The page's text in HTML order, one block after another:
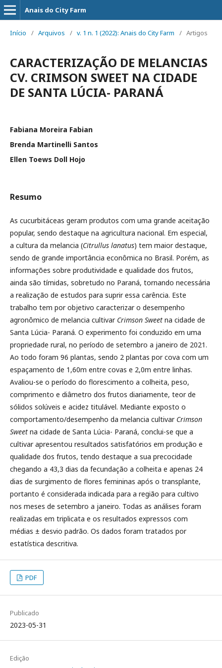
Anais do City Farm
Início / Arquivos / v. 1 n. 1 (2022): Anais do City Farm / Artigos
CARACTERIZAÇÃO DE MELANCIAS
CV. CRIMSON SWEET NA CIDADE
DE SANTA LÚCIA- PARANÁ
Fabiana Moreira Fabian
Brenda Martinelli Santos
Ellen Toews Doll Hojo
Resumo
As cucurbitáceas geram produtos com uma grande aceitação
popular, sendo destaque na agricultura nacional. Em especial,
a cultura da melancia (Citrullus lanatus) tem maior destaque,
sendo de grande importância econômica no Brasil. Porém, as
informações sobre produtividade e qualidade dos frutos,
ainda são tímidas, sobretudo no Paraná, tornando necessária
a realização de estudos para suprir essa carência. Este
trabalho tem por objetivo caracterizar o desempenho
agronômico de melancia cultivar Crimson Sweet na cidade de
Santa Lúcia- Paraná. O experimento foi conduzido em uma
propriedade rural, no período de setembro a janeiro de 2021.
Ao todo foram 96 plantas, sendo 2 plantas por cova com um
espaçamento de 1,60m entre covas e 2,0m entre linhas.
Avaliou-se o período do florescimento a colheita, peso,
comprimento e diâmetro dos frutos diariamente, teor de
sólidos solúveis e acidez titulável. Mediante exposto o
comportamento/desempenho da melancia cultivar Crimson
Sweet na cidade de Santa Lúcia- Paraná, conclui-se que a
cultivar apresentou resultados satisfatórios em produção e
qualidade dos frutos, tendo destaque a sua precocidade
chegando a 43,3 dias da fecundação a colheita e apenas 24
dias de surgimento de flores femininas após o transplante,
portanto é considerada indicada para a região para cultivo
nos meses de setembro a janeiro. Todas as análises foram
realizadas em triplicata e os resultados expressos com
médias ± desvio padrão. Os dados foram tratados por
estatística descritiva.
PDF
Publicado
2023-05-31
Edição